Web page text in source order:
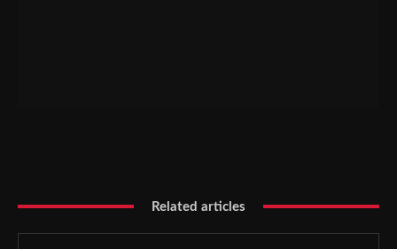
Related articles